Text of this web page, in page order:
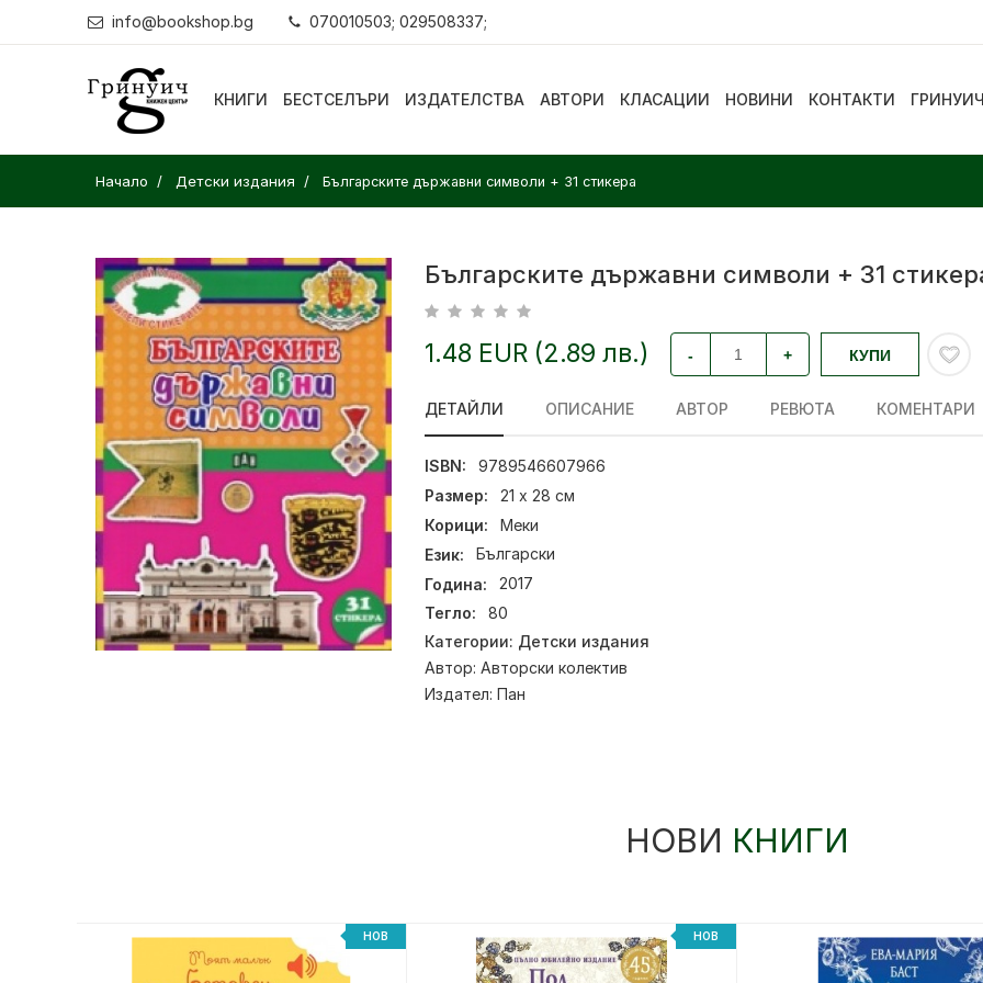
info@bookshop.bg 070010503; 029508337;
КНИГИ БЕСТСЕЛЪРИ ИЗДАТЕЛСТВА АВТОРИ КЛАСАЦИИ НОВИНИ КОНТАКТИ
Начало Детски издания Българските държавни символи + 31 стикера
Българските държавни символи + 31
1.48 EUR (2.89 лв.) - + КУПИ
ДЕТАЙЛИ ОПИСАНИЕ АВТОР РЕВЮТА КОМЕНТАРИ
ISBN:
9789546607966
Размер:
21 x 28 см
Корици:
Меки
Език:
Български
Година:
2017
Тегло:
80
Категории: Детски издания
Автор: Авторски колектив
Издател: Пан
НОВИ КНИГИ
НОВ НОВ